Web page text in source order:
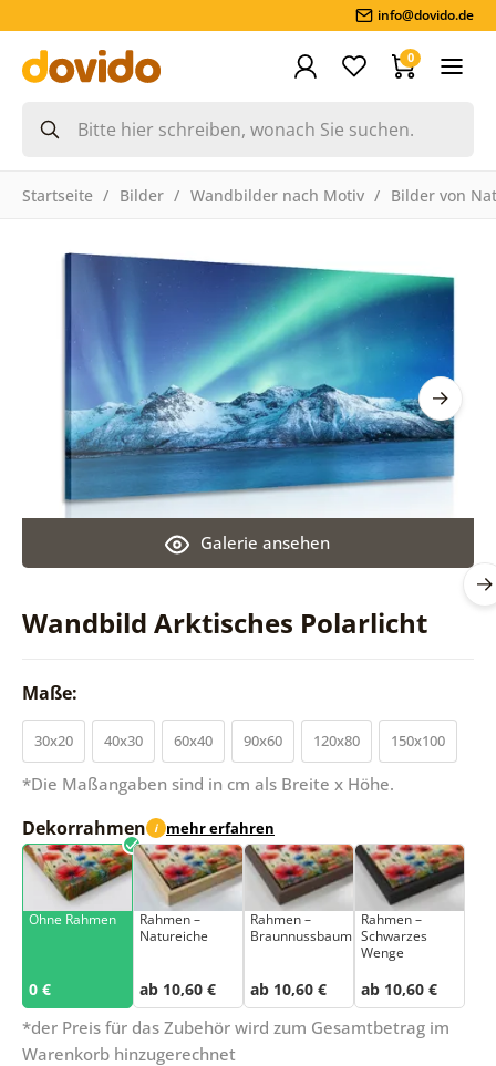
info@dovido.de
0
Startseite Bilder Wandbilder nach Motiv Bilder von
Wandbild Arktisches Polarlicht
Galerie ansehen
Maße:
30x20 40x30 60x40 90x60 120x80 150x100
*Die Maßangaben sind in cm als Breite x Höhe.
Dekorrahmen i mehr erfahren
Ohne Rahmen
0 €
Rahmen –
Natureiche
ab 10,60 €
Rahmen –
Braunnussbaum
ab 10,60 €
Rahmen –
Schwarzes
Wenge
ab 10,60 €
*der Preis für das Zubehör wird zum Gesamtbetrag im
Warenkorb hinzugerechnet